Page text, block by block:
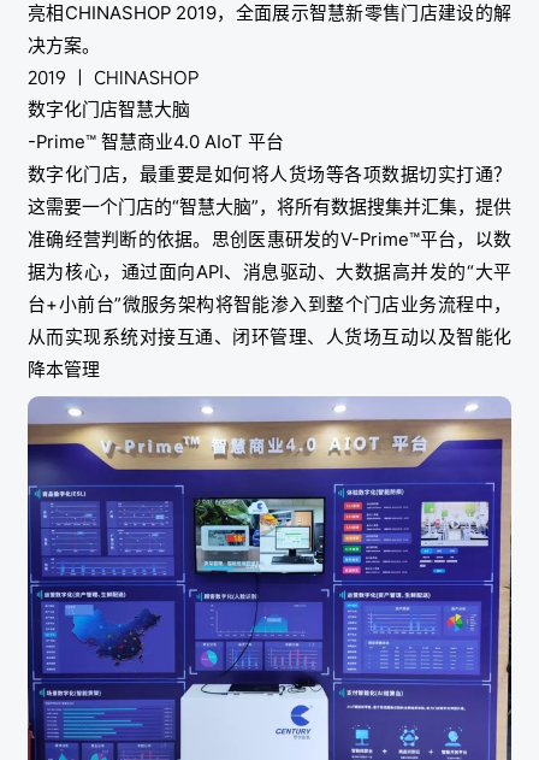
亮相CHINASHOP 2019，全面展示智慧新零售门店建设的解
决方案。
2019 ｜ CHINASHOP
数字化门店智慧大脑
-Prime™ 智慧商业4.0 AIoT 平台
数字化门店，最重要是如何将人货场等各项数据切实打通？
这需要一个门店的“智慧大脑”，将所有数据搜集并汇集，提供
准确经营判断的依据。思创医惠研发的V-Prime™平台，以数
据为核心，通过面向API、消息驱动、大数据高并发的“大平
台+小前台”微服务架构将智能渗入到整个门店业务流程中，
从而实现系统对接互通、闭环管理、人货场互动以及智能化
降本管理